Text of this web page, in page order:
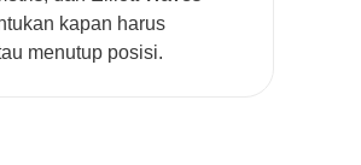
kapan harus
menutup posisi.